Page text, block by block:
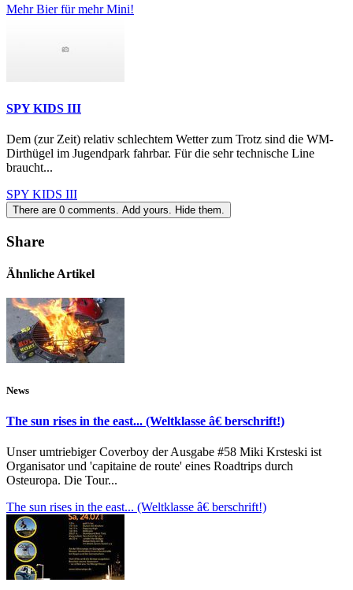
Mehr Bier für mehr Mini!
SPY KIDS III
Dem (zur Zeit) relativ schlechtem Wetter zum Trotz sind die WM-
Dirthügel im Jugendpark fahrbar. Für die sehr technische Line
braucht...
SPY KIDS III
There are 0 comments. Add yours. Hide them.
Share
Ähnliche Artikel
News
The sun rises in the east... (Weltklasse â€ berschrift!)
Unser umtriebiger Coverboy der Ausgabe #58 Miki Krsteski ist
Organisator und 'capitaine de route' eines Roadtrips durch
Osteuropa. Die Tour...
The sun rises in the east... (Weltklasse â€ berschrift!)